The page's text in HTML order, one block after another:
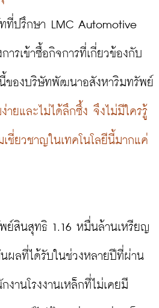
ที่ปรึกษา LMC Automotive
ารเข้าซื้อกิจการที่เกี่ยวข้องกับ
ายและไม่ได้ลึกซึ้ง จึงไม่มีใครรู้
ชี่ยวชาญในเทคโนโลยีนี้มากแค่
สินสุทธิ 1.16 หมื่นล้านเหรียญ
ผลที่ได้รับในช่วงหลายปีที่ผ่าน
านโรงงานเหล็กที่ไม่เคยมี